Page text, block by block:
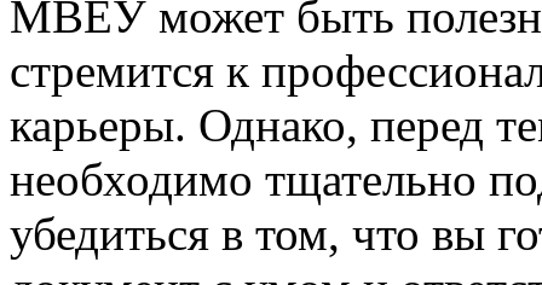
МВЕУ может быть
стремится к
карьеры. Однако, перед
необходимо тщательно
убедиться в том, что вы